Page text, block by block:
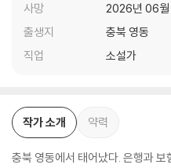
사망
2026년 06
출생지
충북 영동
직업
소설가
작가 소개 약력
충북 영동에서 태어났다. 은행과